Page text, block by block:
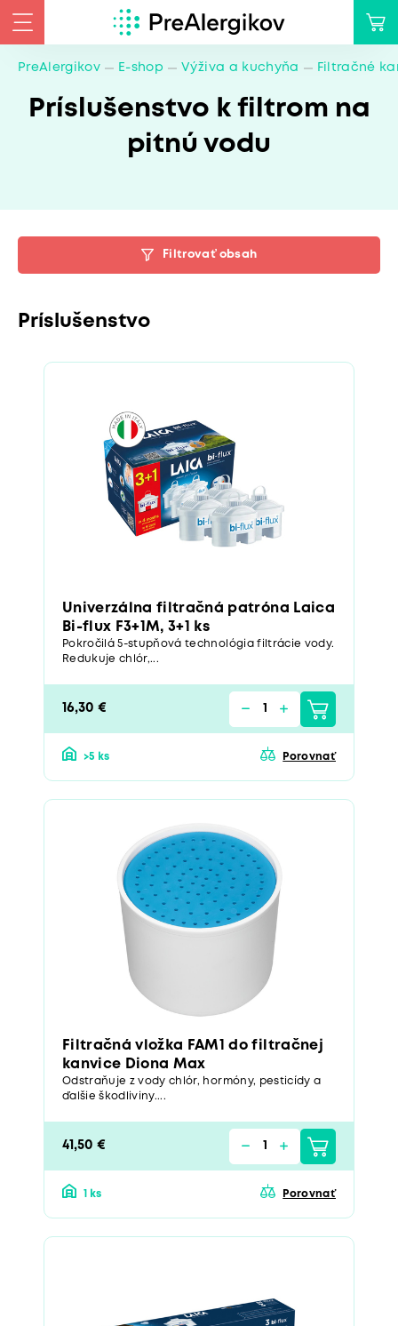
PreAlergikov E-shop Výživa a kuchyňa Filtračné
Príslušenstvo k filtrom na
pitnú vodu
Filtrovať obsah
Príslušenstvo
Univerzálna filtračná patróna Laica
Bi-flux F3+1M, 3+1 ks
Pokročilá 5-stupňová technológia filtrácie vody.
Redukuje chlór,...
16,30 €
>5 ks Porovnať
Filtračná vložka FAM1 do filtračnej
kanvice Diona Max
Odstraňuje z vody chlór, hormóny, pesticídy a
ďalšie škodliviny....
41,50 €
1 ks Porovnať